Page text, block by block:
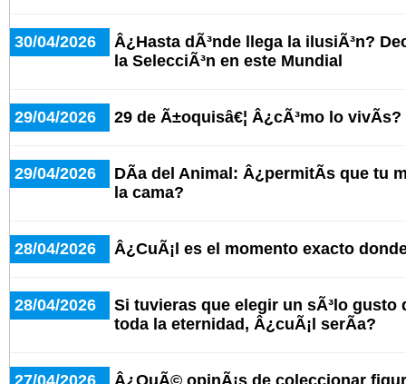
30/04/2026
Â¿Hasta dÃ³nde llega la ilusiÃ³n?
la SelecciÃ³n en este Mundial
29/04/2026 29 de Ã±oquisâ€¦ Â¿cÃ³mo lo vivÃ­s?
29/04/2026
DÃ­a del Animal: Â¿permitÃ­s que tu
la cama?
28/04/2026 Â¿CuÃ¡l es el momento exacto
28/04/2026
Si tuvieras que elegir un sÃ³lo gusto
toda la eternidad, Â¿cuÃ¡l serÃ­a?
27/04/2026
Â¿QuÃ© opinÃ¡s de coleccionar